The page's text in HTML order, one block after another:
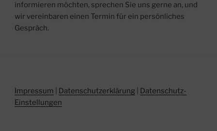
informieren möchten, sprechen Sie uns gerne an, und
wir vereinbaren einen Termin für ein persönliches
Gespräch.
Impressum Datenschutzerklärung
Datenschutz-
Einstellungen